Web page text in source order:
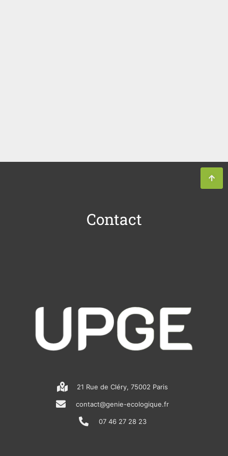
Contact
21 Rue de Cléry, 75002 Paris
contact@genie-ecologique.fr
07 46 27 28 23